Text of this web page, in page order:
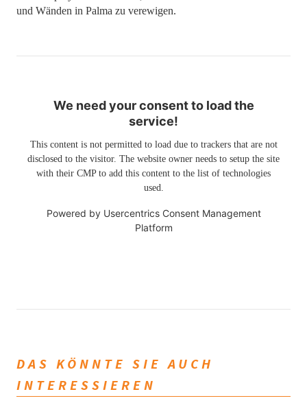
und Wänden in Palma zu verewigen.
We need your consent to load the
service!
This content is not permitted to load due to trackers that are not
disclosed to the visitor. The website owner needs to setup the site
with their CMP to add this content to the list of technologies
used.
Powered by Usercentrics Consent Management
Platform
DAS KÖNNTE SIE AUCH
INTERESSIEREN